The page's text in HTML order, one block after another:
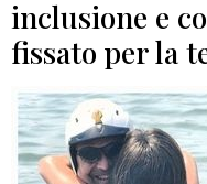
inclusione e
fissato per la